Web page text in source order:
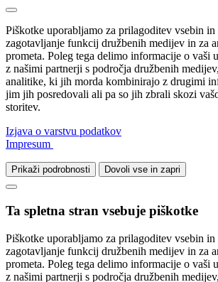
Piškotke uporabljamo za prilagoditev vsebin in
zagotavljanje funkcij družbenih medijev in za
prometa. Poleg tega delimo informacije o vaši
z našimi partnerji s področja družbenih
analitike, ki jih morda kombinirajo z drugimi
jim jih posredovali ali pa so jih zbrali skozi
storitev.
Izjava o varstvu podatkov
Impresum
Prikaži podrobnosti Dovoli vse in zapri
Ta spletna stran vsebuje piškotke
Piškotke uporabljamo za prilagoditev vsebin in
zagotavljanje funkcij družbenih medijev in za
prometa. Poleg tega delimo informacije o vaši
z našimi partnerji s področja družbenih